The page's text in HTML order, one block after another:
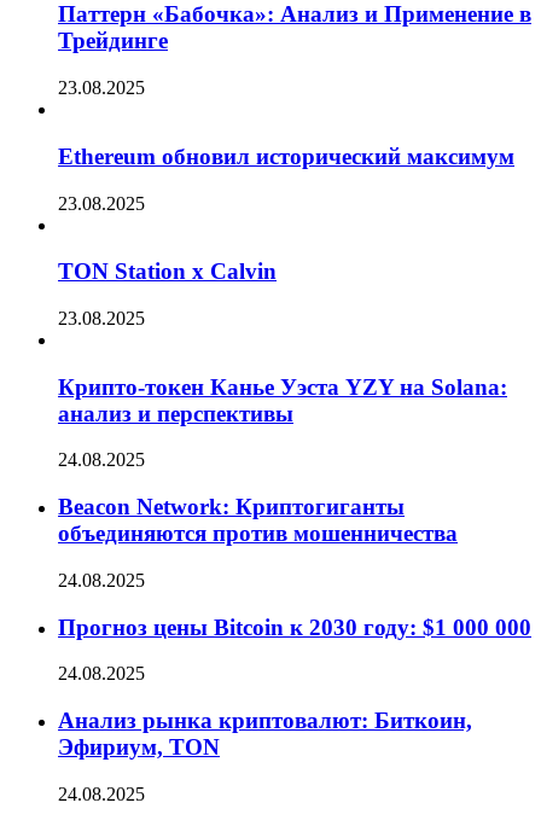
Паттерн «Бабочка»: Анализ и Применение в
Трейдинге
23.08.2025
Ethereum обновил исторический максимум
23.08.2025
TON Station x Calvin
23.08.2025
Крипто-токен Канье Уэста YZY на Solana:
анализ и перспективы
24.08.2025
Beacon Network: Криптогиганты
объединяются против мошенничества
24.08.2025
Прогноз цены Bitcoin к 2030 году: $1 000 000
24.08.2025
Анализ рынка криптовалют: Биткоин,
Эфириум, TON
24.08.2025